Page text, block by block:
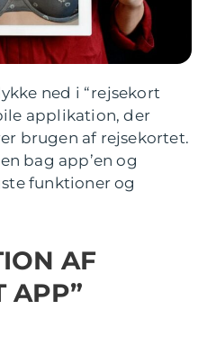
ned i “rejsekort
applikation, der
brugen af rejsekortet.
bag app’en og
funktioner og
AF
APP”